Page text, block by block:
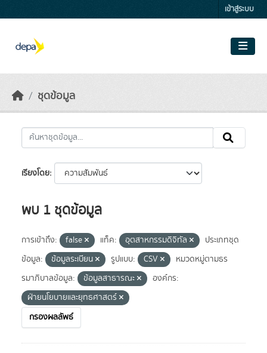
เข้าสู่ระบบ
ชุดข้อมูล
เรียงโดย
พบ 1 ชุดข้อมูล
การเข้าถึง: false แท็ค: อุตสาหกรรมดิจิทัล
ประเภทชุด
ข้อมูล:
ข้อมูลระเบียน รูปแบบ: CSV
หมวดหมู่ตามธร
รมาภิบาลข้อมูล:
ข้อมูลสาธารณะ
องค์กร:
ฝ่ายนโยบายและยุทธศาสตร์
กรองผลลัพธ์